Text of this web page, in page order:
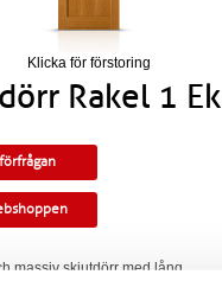
Klicka för förstoring
Rakel 1 Ek
massiv skjutdörr med lång